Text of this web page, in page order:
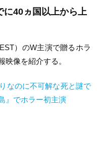
に40ヵ国以上から上
）のW主演で贈るホラ
映像を紹介する。
なのに不可解な死と謎で
』でホラー初主演